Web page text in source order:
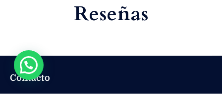
Reseñas
Contacto